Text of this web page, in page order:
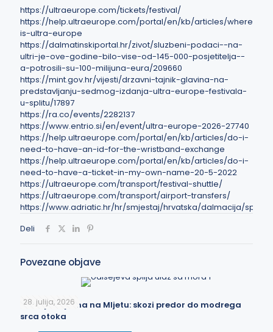
https://ultraeurope.com/tickets/festival/
https://help.ultraeurope.com/portal/en/kb/articles/where-
is-ultra-europe
https://dalmatinskiportal.hr/zivot/sluzbeni-podaci--na-
ultri-je-ove-godine-bilo-vise-od-145-000-posjetitelja--
a-potrosili-su-100-milijuna-eura/209660
https://mint.gov.hr/vijesti/drzavni-tajnik-glavina-na-
predstavljanju-sedmog-izdanja-ultra-europe-festivala-
u-splitu/17897
https://ra.co/events/2282137
https://www.entrio.si/en/event/ultra-europe-2026-27740
https://help.ultraeurope.com/portal/en/kb/articles/do-i-
need-to-have-an-id-for-the-wristband-exchange
https://help.ultraeurope.com/portal/en/kb/articles/do-i-
need-to-have-a-ticket-in-my-own-name-20-5-2022
https://ultraeurope.com/transport/festival-shuttle/
https://ultraeurope.com/transport/airport-transfers/
https://www.adriatic.hr/hr/smjestaj/hrvatska/dalmacija/split
Deli
Povezane objave
28. julija, 2026
Odisejeva jama na Mljetu: skozi predor do modrega
srca otoka